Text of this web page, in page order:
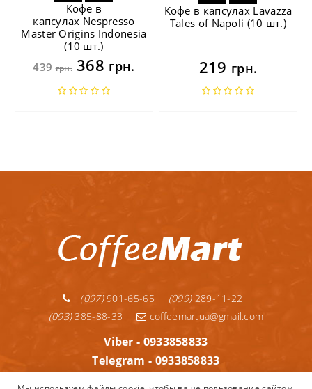
Кофе в
капсулах Nespresso
Master Origins Indonesia
(10 шт.)
439грн.368 грн.
Кофе в капсулах Lavazza
Tales of Napoli (10 шт.)
219 грн.
(097)901-65-65 (099)289-11-22
(093)385-88-33 coffeemartua@gmail.com
Viber - 0933858833
Telegram - 0933858833